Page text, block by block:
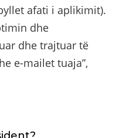
afati i aplikimit).
dhe
dhe trajtuar të
e-mailet tuaja”,